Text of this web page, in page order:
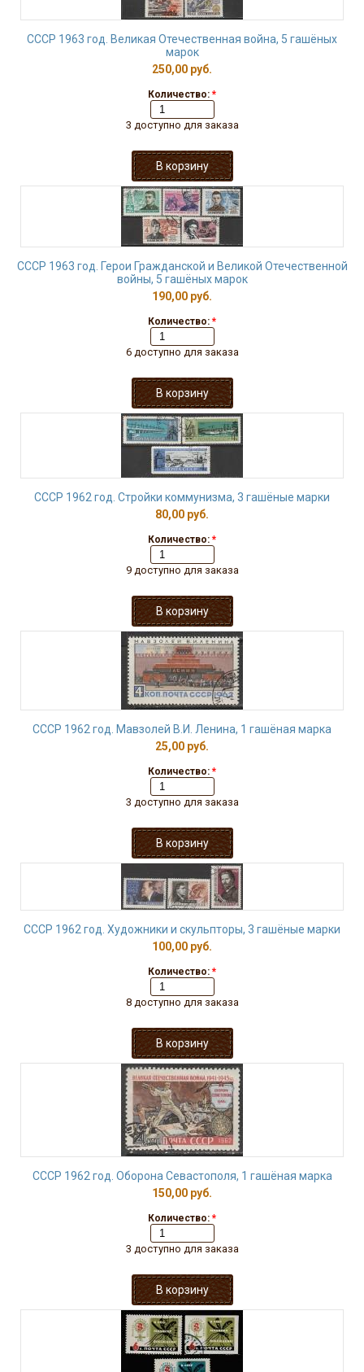
СССР 1963 год. Великая Отечественная война, 5 гашёных
марок
250,00 руб.
Количество: *
3 доступно для заказа
СССР 1963 год. Герои Гражданской и Великой Отечественной
войны, 5 гашёных марок
190,00 руб.
Количество: *
6 доступно для заказа
СССР 1962 год. Стройки коммунизма, 3 гашёные марки
80,00 руб.
Количество: *
9 доступно для заказа
СССР 1962 год. Мавзолей В.И. Ленина, 1 гашёная марка
25,00 руб.
Количество: *
3 доступно для заказа
СССР 1962 год. Художники и скульпторы, 3 гашёные марки
100,00 руб.
Количество: *
8 доступно для заказа
СССР 1962 год. Оборона Севастополя, 1 гашёная марка
150,00 руб.
Количество: *
3 доступно для заказа